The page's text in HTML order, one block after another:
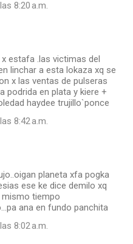
8:20 a.m.
estafa .las victimas del
linchar a esta lokaza xq se
x las ventas de pulseras
podrida en plata y kiere +
haydee trujillo`ponce
8:42 a.m.
planeta xfa pogka
ese ke dice demilo xq
tiempo
ana en fundo panchita
8:02 a.m.